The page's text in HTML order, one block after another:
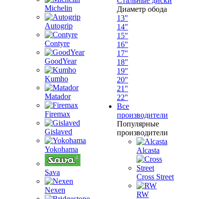
Michelin
Autogrip
Contyre
GoodYear
Kumho
Matador
Firemax
Gislaved
Yokohama
Sava
Nexen
Диаметр обода
13"
14"
15"
16"
17"
18"
19"
20"
21"
22"
Все
производители
Популярные
производители
Alcasta
Cross Street
RW